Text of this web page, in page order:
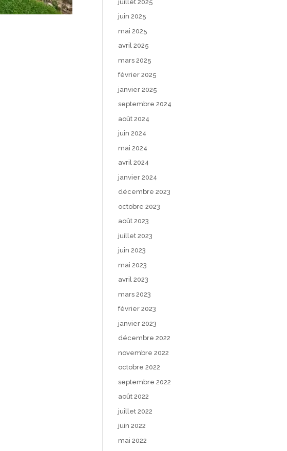
juillet 2025
juin 2025
mai 2025
avril 2025
mars 2025
février 2025
janvier 2025
septembre 2024
août 2024
juin 2024
mai 2024
avril 2024
janvier 2024
décembre 2023
octobre 2023
août 2023
juillet 2023
juin 2023
mai 2023
avril 2023
mars 2023
février 2023
janvier 2023
décembre 2022
novembre 2022
octobre 2022
septembre 2022
août 2022
juillet 2022
juin 2022
mai 2022